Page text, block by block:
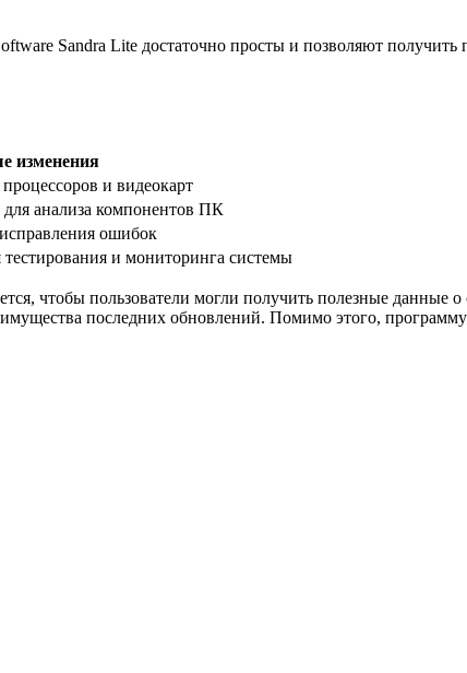
Sandra Lite достаточно просты и позволяют
изменения
и видеокарт
анализа компонентов ПК
ошибок
и мониторинга системы
чтобы пользователи могли получить полезные данные
последних обновлений. Помимо этого,